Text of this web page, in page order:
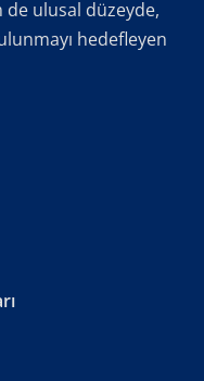
de ulusal düzeyde,
hedefleyen